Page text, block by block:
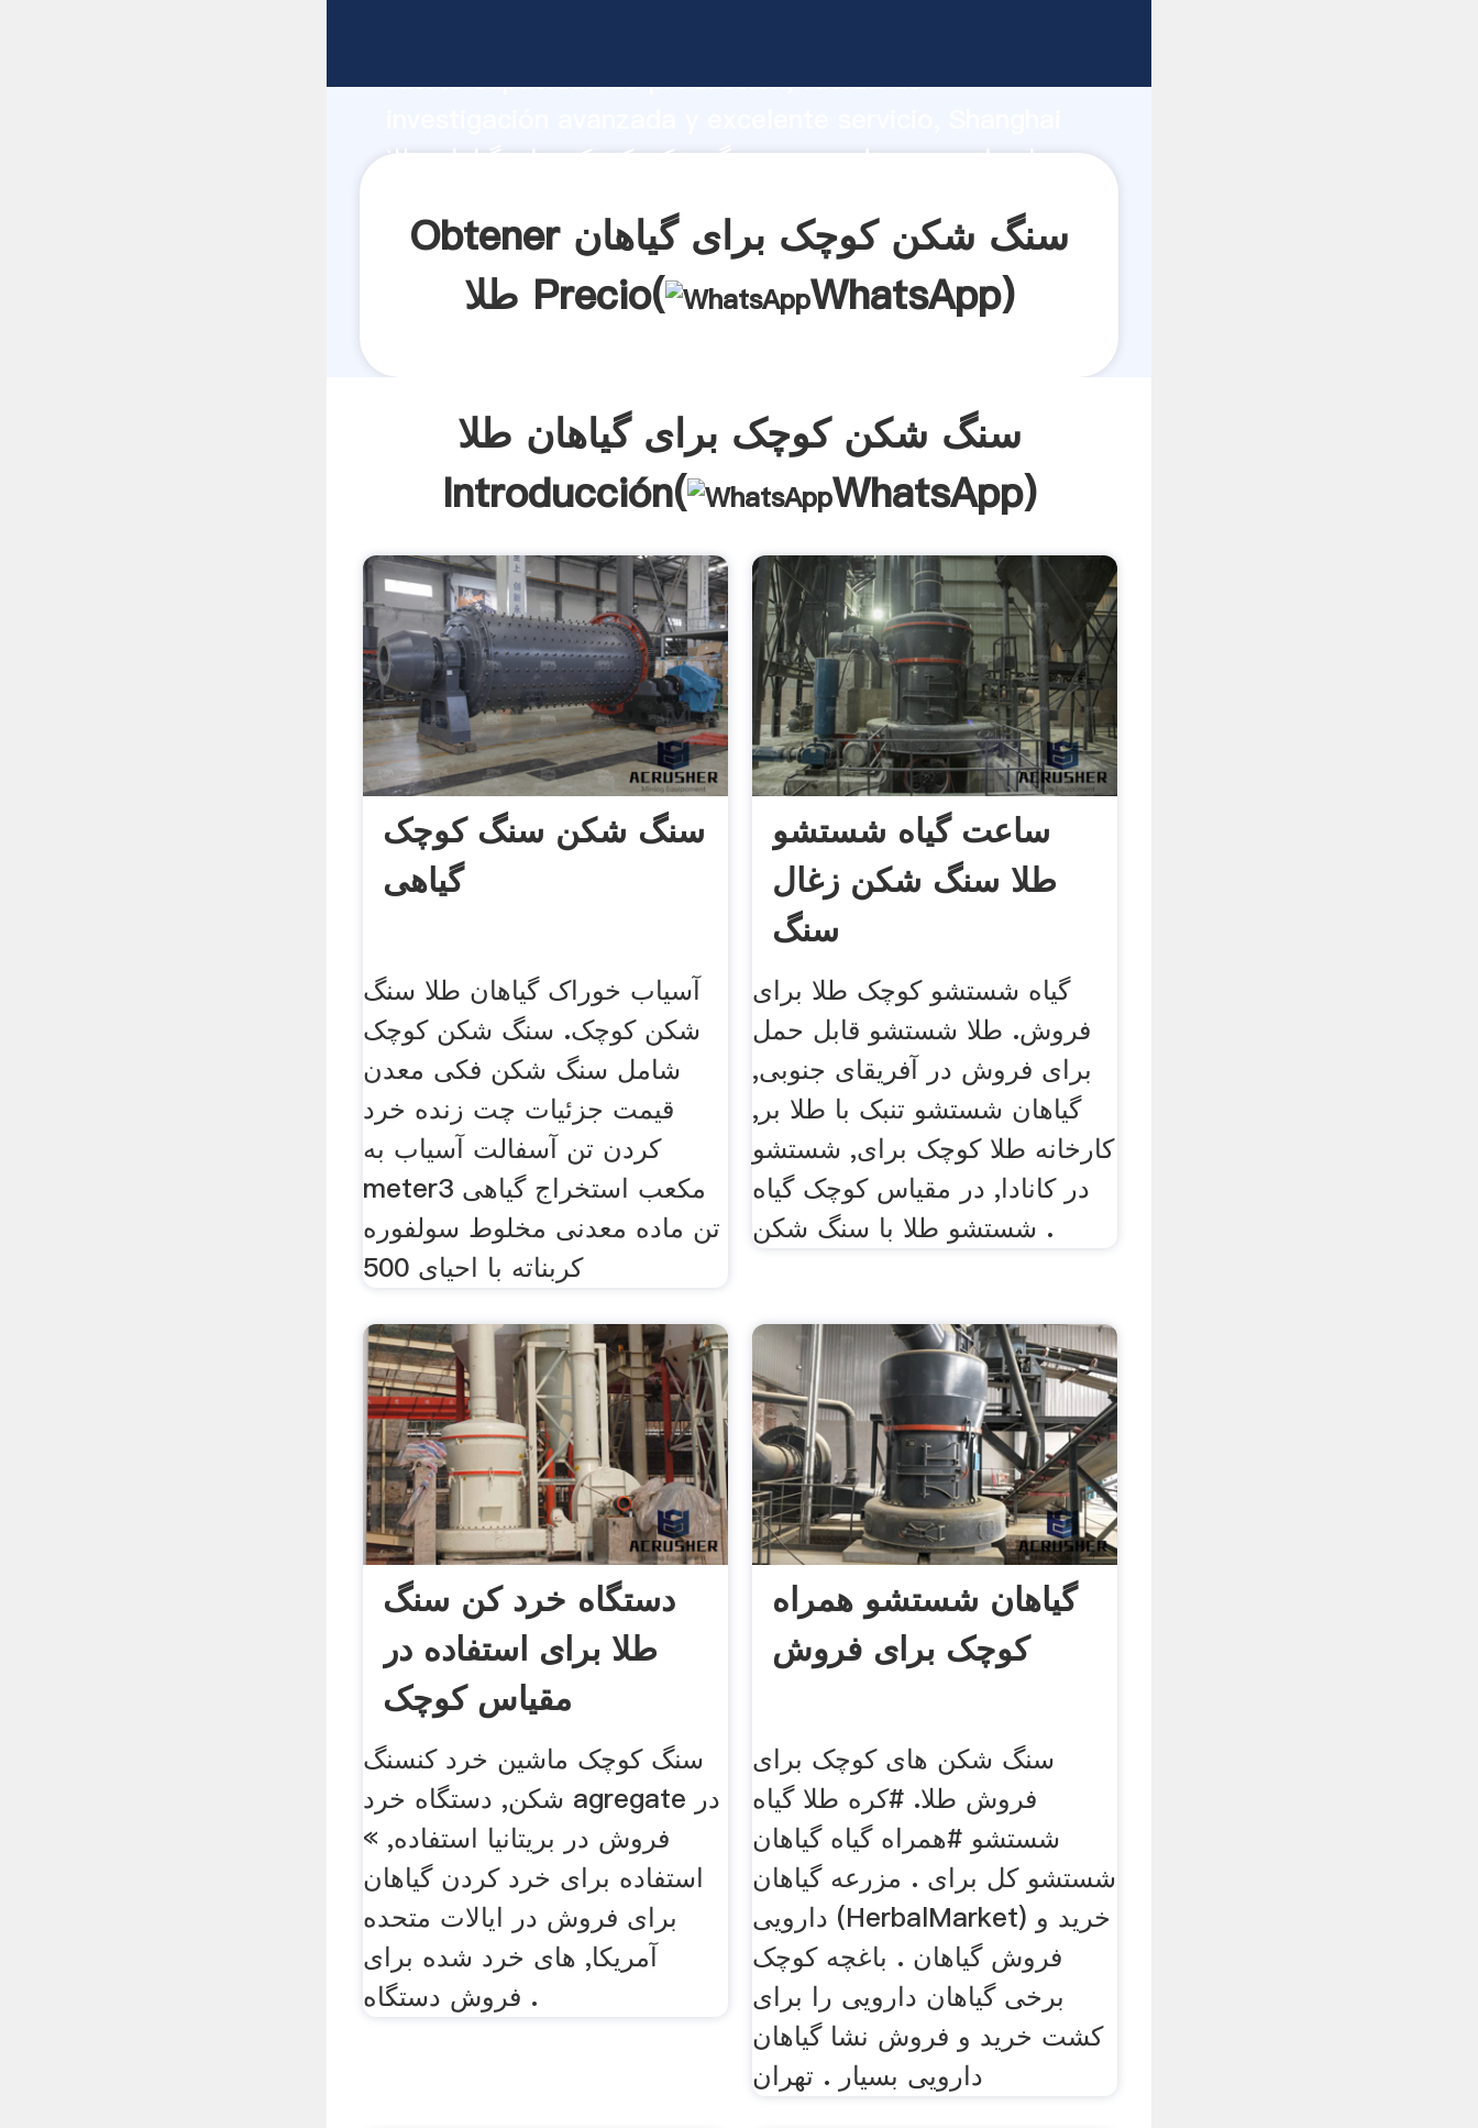
fuerte capacidad de producción, fuerza de
سنگ شکن کوچک برای گیاهان طلا proveedor crea el valor y
Obtener سنگ شکن کوچک برای گیاهان
طلا Precio(
WhatsApp)
سنگ شکن کوچک برای گیاهان طلا
Introducción(
WhatsApp)
سنگ شکن سنگ کوچک
گیاهی
آسیاب خوراک گیاهان طلا سنگ
شکن کوچک. سنگ شکن کوچک
شامل سنگ شکن فکی معدن
قیمت جزئیات چت زنده خرد
کردن تن آسفالت آسیاب به
meter3 مکعب استخراج گیاهی
تن ماده معدنی مخلوط سولفوره
کربناته با احیای 500
ساعت گیاه شستشو
طلا سنگ شکن زغال
سنگ
گیاه شستشو کوچک طلا برای
فروش. طلا شستشو قابل حمل
برای فروش در آفریقای جنوبی,
گیاهان شستشو تنبک با طلا بر,
کارخانه طلا کوچک برای, شستشو
در کانادا, در مقیاس کوچک گیاه
شستشو طلا با سنگ شکن .
دستگاه خرد کن سنگ
طلا برای استفاده در
مقیاس کوچک
سنگ کوچک ماشین خرد کنسنگ
شکن, دستگاه خرد agregate در
فروش در بریتانیا استفاده, »
استفاده برای خرد کردن گیاهان
برای فروش در ایالات متحده
آمریکا, های خرد شده برای
فروش دستگاه .
گیاهان شستشو همراه
کوچک برای فروش
سنگ شکن های کوچک برای
فروش طلا. #کره طلا گیاه
شستشو #همراه گیاه گیاهان
شستشو کل برای . مزرعه گیاهان
دارویی (HerbalMarket) خرید و
فروش گیاهان . باغچه کوچک
برخی گیاهان دارویی را برای
کشت خرید و فروش نشا گیاهان
دارویی بسیار . تهران